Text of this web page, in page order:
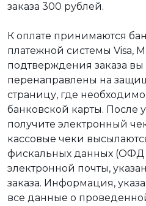
заказа 300 рублей.
К оплате принимаются
платежной системы Visa,
подтверждения заказа вы
перенаправлены на
страницу, где
банковской карты. После
получите электронный
кассовые чеки
фискальных данных (ОФД
электронной почты,
заказа. Информация,
все данные о